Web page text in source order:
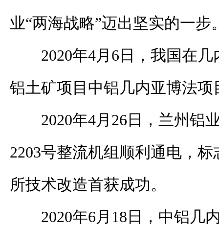
业“两海战略”迈出坚实的一步
2020年4月6日，我国在
铝土矿项目中铝几内亚博法
2020年4月26日，兰州铝
2203号整流机组顺利通电，
所技术改造首获成功。
2020年6月18日，中铝几